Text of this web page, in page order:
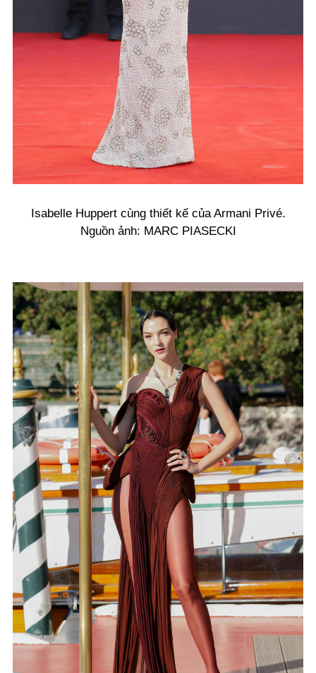
Isabelle Huppert cùng thiết kế của Armani Privé.
Nguồn ảnh: MARC PIASECKI